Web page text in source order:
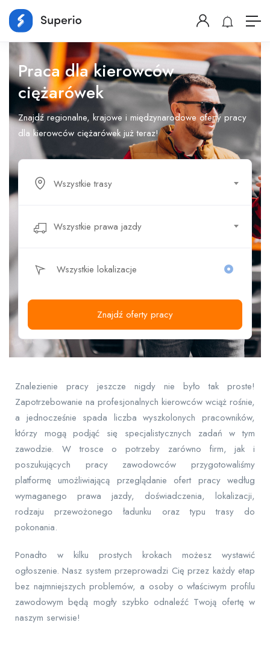
Praca dla kierowców
ciężarówek
Znajdź regionalne, krajowe i międzynarodowe oferty pracy
dla kierowców ciężarówek już teraz!
Wszystkie trasy
Wszystkie prawa jazdy
Znajdź oferty pracy
Znalezienie pracy jeszcze nigdy nie było tak proste!
Zapotrzebowanie na profesjonalnych kierowców wciąż rośnie,
a jednocześnie spada liczba wyszkolonych pracowników,
którzy mogą podjąć się specjalistycznych zadań w tym
zawodzie. W trosce o potrzeby zarówno firm, jak i
poszukujących pracy zawodowców przygotowaliśmy
platformę umożliwiającą przeglądanie ofert pracy według
wymaganego prawa jazdy, doświadczenia, lokalizacji,
rodzaju przewożonego ładunku oraz typu trasy do
pokonania.
Ponadto w kilku prostych krokach możesz wystawić
ogłoszenie. Nasz system przeprowadzi Cię przez każdy etap
bez najmniejszych problemów, a osoby o właściwym profilu
zawodowym będą mogły szybko odnaleźć Twoją ofertę w
naszym serwisie!